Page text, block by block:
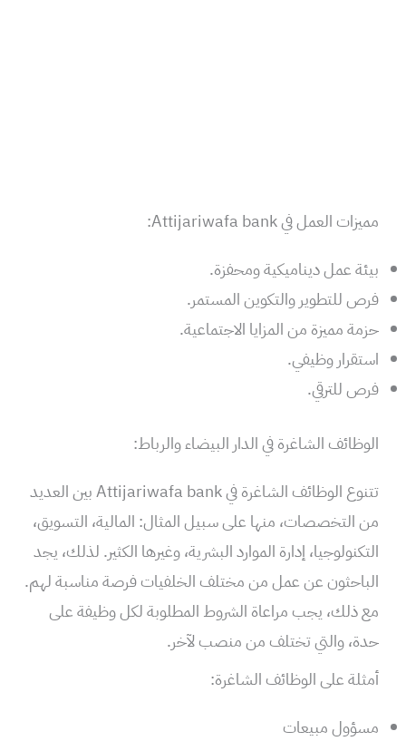
مميزات العمل في Attijariwafa bank:
بيئة عمل ديناميكية ومحفزة.
فرص للتطوير والتكوين المستمر.
حزمة مميزة من المزايا الاجتماعية.
استقرار وظيفي.
فرص للترقي.
الوظائف الشاغرة في الدار البيضاء والرباط:
تتنوع الوظائف الشاغرة في Attijariwafa bank بين العديد
من التخصصات، منها على سبيل المثال: المالية، التسويق،
التكنولوجيا، إدارة الموارد البشرية، وغيرها الكثير. لذلك، يجد
الباحثون عن عمل من مختلف الخلفيات فرصة مناسبة لهم.
مع ذلك، يجب مراعاة الشروط المطلوبة لكل وظيفة على
حدة، والتي تختلف من منصب لآخر.
أمثلة على الوظائف الشاغرة:
مسؤول مبيعات